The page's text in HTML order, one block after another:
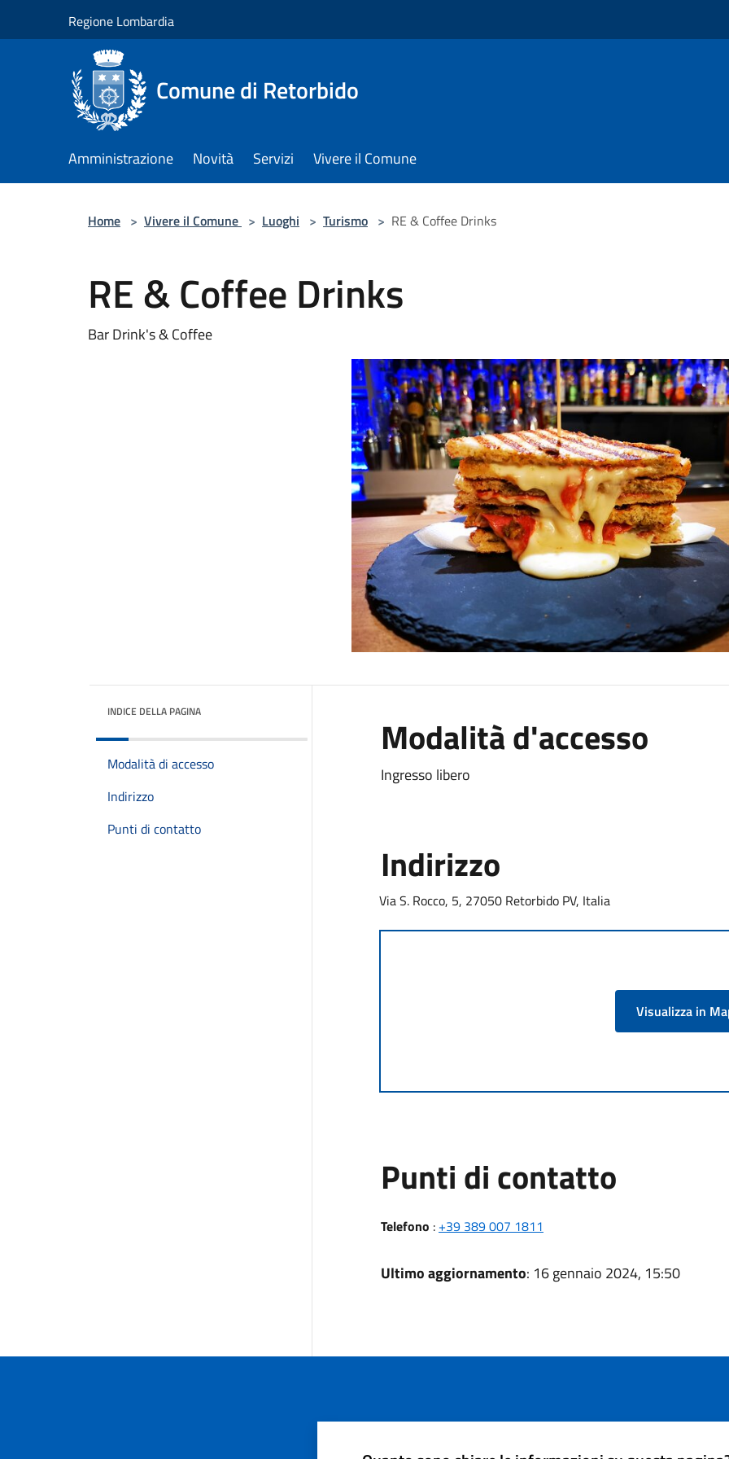
Regione Lombardia
Comune di Retorbido
Amministrazione Novità Servizi Vivere il Comune
Home > Vivere il Comune > Luoghi > Turismo > RE & Coffee Drinks
RE & Coffee Drinks
Bar Drink's & Coffee
INDICE DELLA PAGINA
Modalità di accesso
Indirizzo
Punti di contatto
Modalità d'accesso
‎Ingresso libero
Indirizzo
Via S. Rocco, 5, 27050 Retorbido PV, Italia
Visualizza in
Punti di contatto
Telefono : +39 389 007 1811
Ultimo aggiornamento: 16 gennaio 2024, 15:50